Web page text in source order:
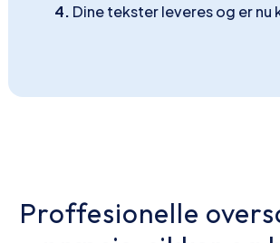
4. Dine tekster leveres og er nu
Proffesionelle